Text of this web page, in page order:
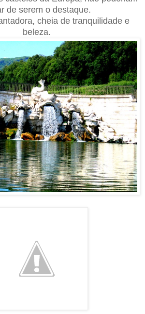
de serem o destaque.
cheia de tranquilidade e
beleza.